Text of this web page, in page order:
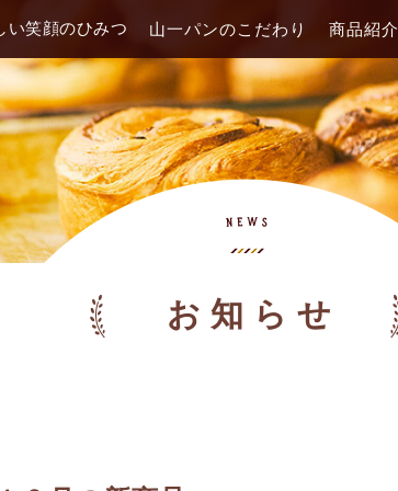
い笑顔のひみつ 山一パンのこだわり 商品紹介
お知らせ